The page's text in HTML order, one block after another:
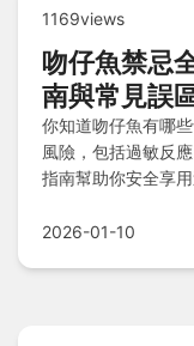
1169views
吻仔魚禁忌
南與常見誤
你知道吻仔魚有哪
風險，包括過敏反
指南幫助你安全享用
2026-01-10